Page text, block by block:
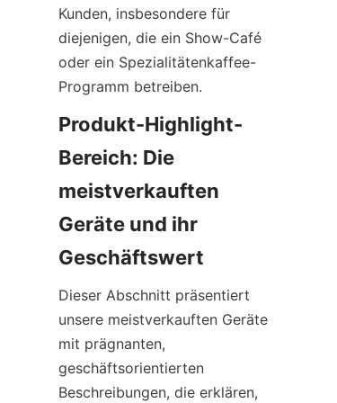
Kunden, insbesondere für
diejenigen, die ein Show-Café
oder ein Spezialitätenkaffee-
Programm betreiben.
Produkt-Highlight-
Bereich: Die
meistverkauften
Geräte und ihr
Dieser Abschnitt präsentiert
unsere meistverkauften Geräte
mit prägnanten,
geschäftsorientierten
Beschreibungen, die erklären,